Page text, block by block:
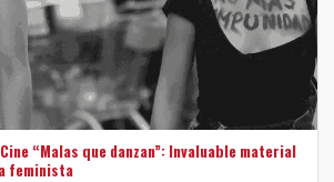
“Malas que danzan”: Invaluable material
feminista